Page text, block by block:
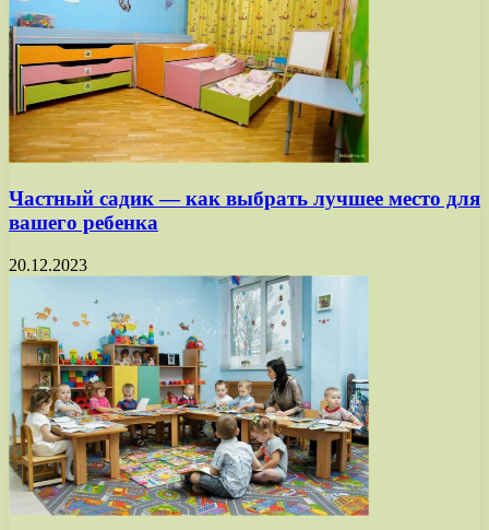
Частный садик — как выбрать лучшее место для
вашего ребенка
20.12.2023